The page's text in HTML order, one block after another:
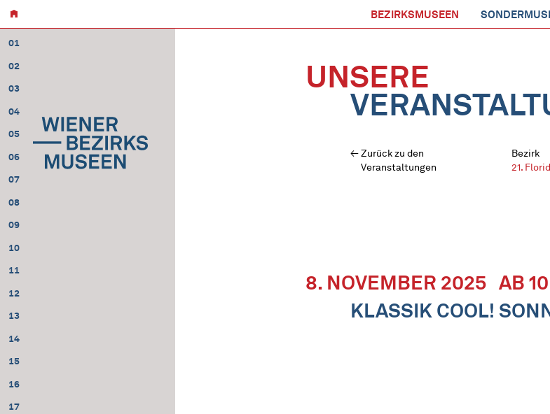
BEZIRKSMUSEEN
01
02
03
04
05
06
07
08
09
10
11
12
13
14
15
16
17
UNSERE
Zurück zu den
Veranstaltungen
Bezirk
21.
8. NOVEMBER 2025 AB
KLASSIK COOL!